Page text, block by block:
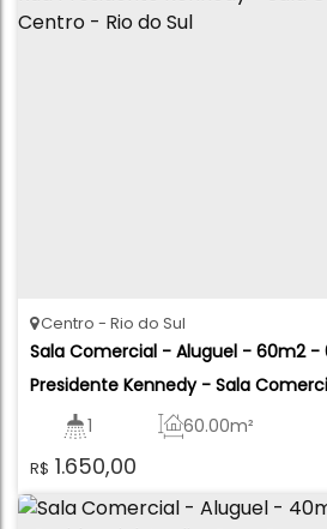
Sala Comercial - Aluguel - 60m2 -
Presidente Kennedy - Sala
do Sul
R$ 1.650,00
Centro Rio do Sul
1 60.00m²